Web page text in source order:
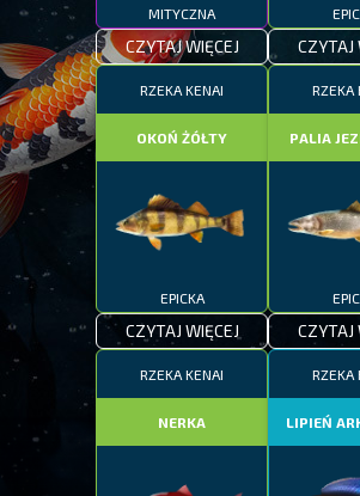
MITYCZNA
CZYTAJ WIĘCEJ CZYTAJ
RZEKA KENAI
OKOŃ ŻÓŁTY
EPICKA
CZYTAJ WIĘCEJ
RZEKA
PALIA
CZYTAJ
RZEKA KENAI
NERKA
RZEKA
LIPIEŃ